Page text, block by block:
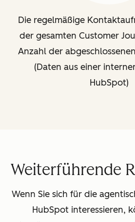
Die regelmäßige
der gesamten Customer
Anzahl der
(Daten aus einer
HubSpot)
Weiterführende
Wenn Sie sich für die
HubSpot interessieren,